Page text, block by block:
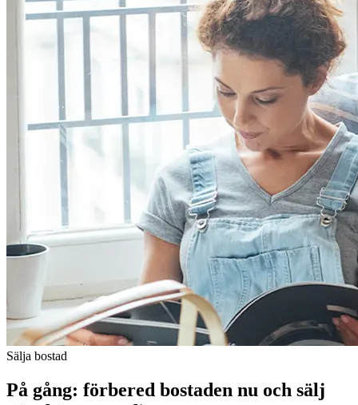
Sälja bostad
På gång: förbered bostaden nu och sälj